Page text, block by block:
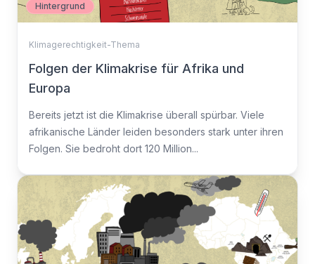
Hintergrund
Klimagerechtigkeit-Thema
Folgen der Klimakrise für Afrika und
Europa
Bereits jetzt ist die Klimakrise überall spürbar. Viele
afrikanische Länder leiden besonders stark unter ihren
Folgen. Sie bedroht dort 120 Million...